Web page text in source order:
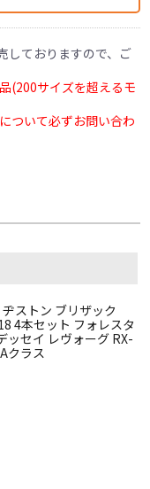
しておりますので、ご
(200サイズを超えるモ
ついて必ずお問い合わ
ヂストン ブリザック
4本セット フォレスタ
ッセイ レヴォーグ RX-
クラス